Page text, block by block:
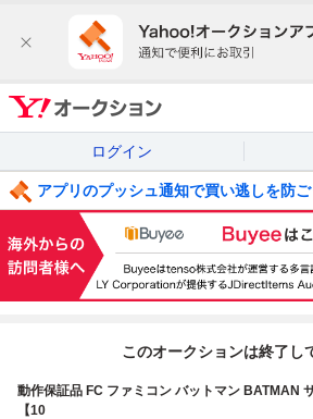
ログイン
アプリのプッシュ通知で買い逃しを防ご
このオークションは終了し
動作保証品 FC ファミコン バットマン BATMAN
【10